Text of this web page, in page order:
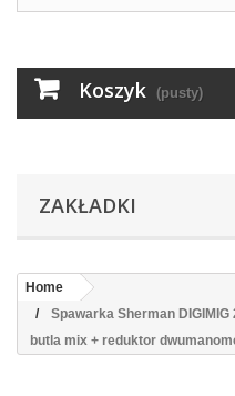
Koszyk (pusty)
ZAKŁADKI
Home
Spawarka Sherman
butla mix + reduktor